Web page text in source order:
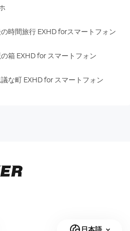
時間旅行 EXHD forスマートフォン
箱 EXHD for スマートフォン
な町 EXHD for スマートフォン